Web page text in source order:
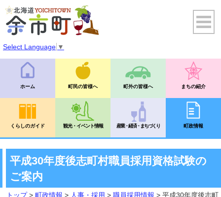
Select Language ▼
ホーム 町民の皆様へ 町外の皆様へ まちの紹介
くらしのガイド 観光・イベント情報 産業・経済・まちづくり 町政情報
平成30年度後志町村職員採用資格試験の
ご案内
トップ> 町政情報 > 人事・採用 > 職員採用情報 > 平成30年度後志町